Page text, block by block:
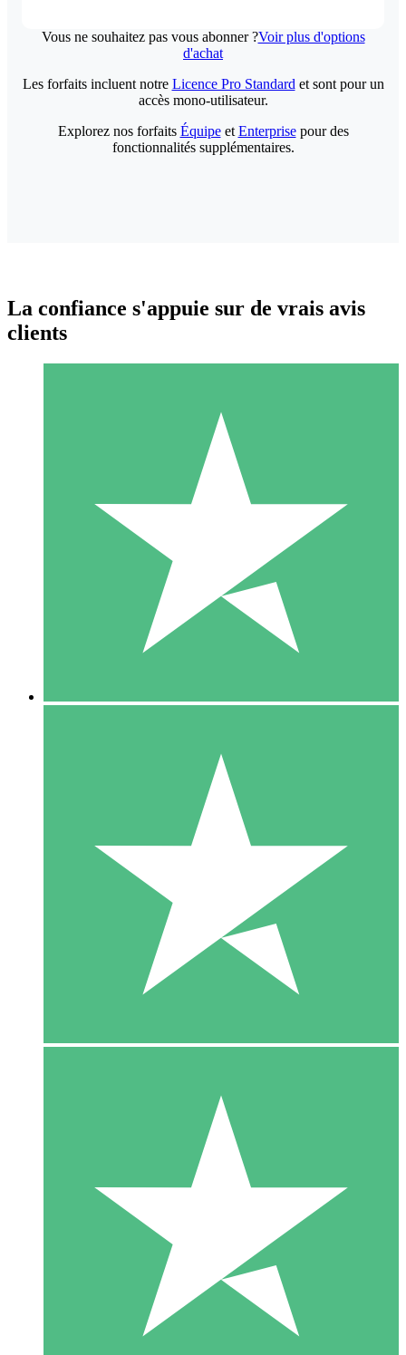
Vous ne souhaitez pas vous abonner ?Voir plus d'options
d'achat
Packs de Crédits Individuels
Payez à l'utilisation avec des crédits de téléchargement. Sans
1 Téléchargement
10 00
10 Téléchargements
20 00
Les forfaits incluent notre Licence Pro Standard et sont pour un
accès mono-utilisateur.
Explorez nos forfaits Équipeet Enterprisepour des
fonctionnalités supplémentaires.
La confiance s'appuie sur de vrais avis
clients